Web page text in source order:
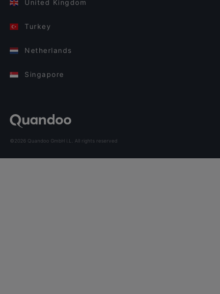
United Kingdom
Turkey
Netherlands
Singapore
©2026 Quandoo GmbH i.L. All rights reserved